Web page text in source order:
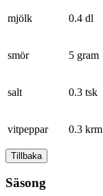
mjölk 0.4 dl
smör 5 gram
salt 0.3 tsk
vitpeppar 0.3 krm
Tillbaka
Säsong